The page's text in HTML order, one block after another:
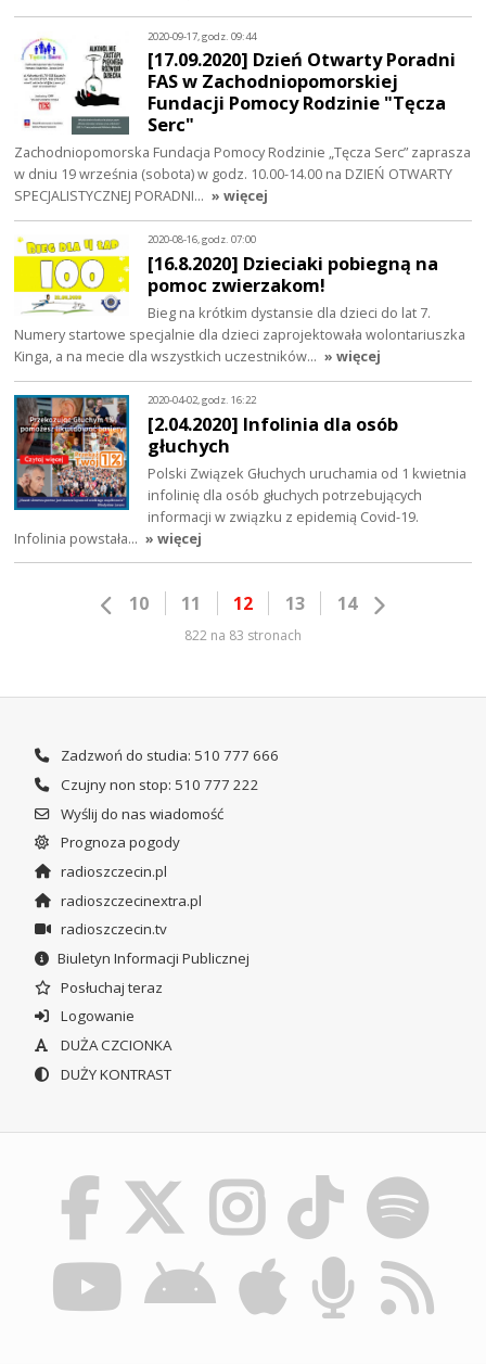
2020-09-17, godz. 09:44
[17.09.2020] Dzień Otwarty Poradni
FAS w Zachodniopomorskiej
Fundacji Pomocy Rodzinie "Tęcza
Serc"
Zachodniopomorska Fundacja Pomocy Rodzinie „Tęcza Serc” zaprasza
w dniu 19 września (sobota) w godz. 10.00-14.00 na DZIEŃ OTWARTY
SPECJALISTYCZNEJ PORADNI… » więcej
2020-08-16, godz. 07:00
[16.8.2020] Dzieciaki pobiegną na
pomoc zwierzakom!
Bieg na krótkim dystansie dla dzieci do lat 7.
Numery startowe specjalnie dla dzieci zaprojektowała wolontariuszka
Kinga, a na mecie dla wszystkich uczestników… » więcej
2020-04-02, godz. 16:22
[2.04.2020] Infolinia dla osób
głuchych
Polski Związek Głuchych uruchamia od 1 kwietnia
infolinię dla osób głuchych potrzebujących
informacji w związku z epidemią Covid-19.
Infolinia powstała… » więcej
10 11 12 13 14
822 na 83 stronach
Zadzwoń do studia: 510 777 666
Czujny non stop: 510 777 222
Wyślij do nas wiadomość
Prognoza pogody
radioszczecin.pl
radioszczecinextra.pl
radioszczecin.tv
Biuletyn Informacji Publicznej
Posłuchaj teraz
Logowanie
DUŻA CZCIONKA
DUŻY KONTRAST